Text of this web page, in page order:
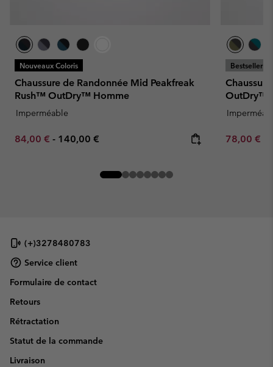
Nouveaux Coloris
Chaussure de Randonnée Mid Peakfreak
Rush™ OutDry™ Homme
Imperméable
Minimum sale price:
84,00 € - Maximum price:
140,00 €
Bestseller
OutDry™
Minimum
78,00 €
(+)3278480783
Service client
Formulaire de contact
Retours
Rétractation
Statut de la commande
Livraison